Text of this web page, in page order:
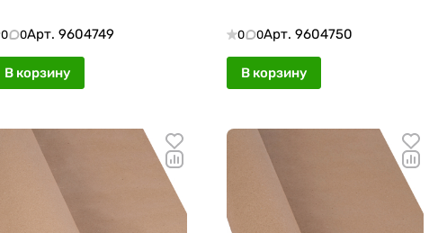
0 0Арт. 9604749
В корзину
0 0Арт. 9604750
В корзину